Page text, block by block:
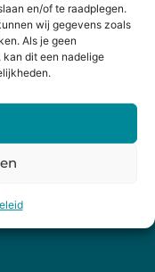
en/of te raadplegen.
wij gegevens zoals
Als je geen
dit een nadelige